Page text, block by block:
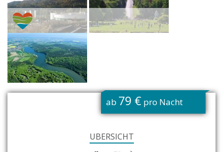
ab 79 € pro Nacht
ÜBERSICHT